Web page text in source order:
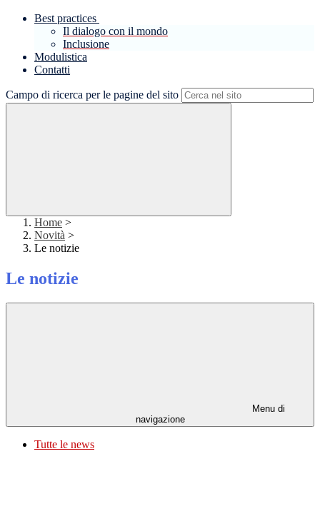
Best practices
Il dialogo con il mondo
Inclusione
Modulistica
Contatti
Campo di ricerca per le pagine del sito
Home >
Novità >
Le notizie
Le notizie
Menu di
navigazione
Tutte le news